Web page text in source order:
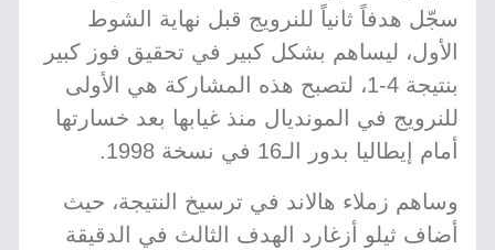
سجّل هدفاً ثانياً للنرويج قبل نهاية الشوط
الأول، ليساهم بشكل كبير في تحقيق فوز كبير
بنتيجة 4-1، لتصبح هذه المشاركة هي الأولى
للنرويج في المونديال منذ غيابها بعد خسارتها
أمام إيطاليا بدور الـ16 في نسخة 1998.
وساهم زملاء هالاند في ترسيخ النتيجة، حيث
أضاف ثيلو أزغارد الهدف الثالث في الدقيقة